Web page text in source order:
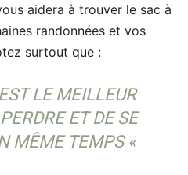
aidera à trouver le sac à
randonnées et vos
surtout que :
LE MEILLEUR
ET DE SE
MÊME TEMPS «